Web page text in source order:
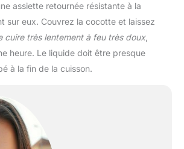
assiette retournée résistante à la
sur eux. Couvrez la cocotte et laissez
cuire très lentement à feu très doux,
heure. Le liquide doit être presque
à la fin de la cuisson.